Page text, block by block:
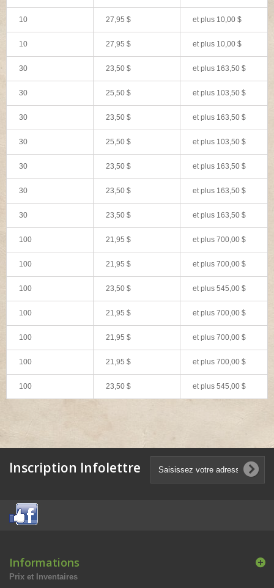
10 27,95 $ et plus 10,00 $
10 27,95 $ et plus 10,00 $
30 23,50 $ et plus 163,50 $
30 25,50 $ et plus 103,50 $
30 23,50 $ et plus 163,50 $
30 25,50 $ et plus 103,50 $
30 23,50 $ et plus 163,50 $
30 23,50 $ et plus 163,50 $
30 23,50 $ et plus 163,50 $
100 21,95 $ et plus 700,00 $
100 21,95 $ et plus 700,00 $
100 23,50 $ et plus 545,00 $
100 21,95 $ et plus 700,00 $
100 21,95 $ et plus 700,00 $
100 21,95 $ et plus 700,00 $
100 23,50 $ et plus 545,00 $
Inscription Infolettre
Informations
Prix et Inventaires